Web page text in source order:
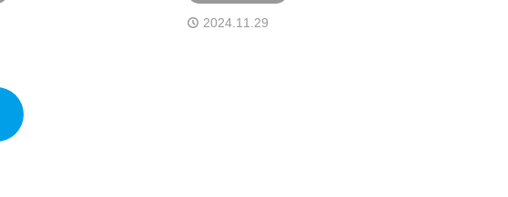
2024.11.29